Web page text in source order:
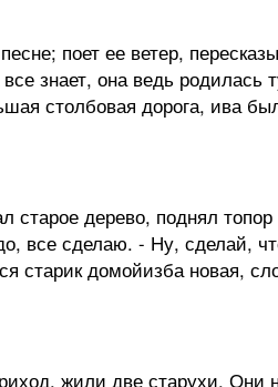
поет ее ветер,
знает, она ведь родилась
столбовая дорога, ива
дерево, поднял топор
все сделаю. - Ну, сделай,
старик домойизба новая,
жили две старухи. Они